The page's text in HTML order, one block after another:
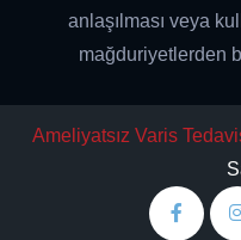
anlaşılması veya
mağduriyetlerden
Ameliyatsız Varis